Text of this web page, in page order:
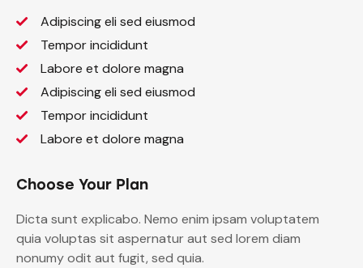
Adipiscing eli sed eiusmod
Tempor incididunt
Labore et dolore magna
Adipiscing eli sed eiusmod
Tempor incididunt
Labore et dolore magna
Choose Your Plan
Dicta sunt explicabo. Nemo enim ipsam voluptatem
quia voluptas sit aspernatur aut sed lorem diam
nonumy odit aut fugit, sed quia.